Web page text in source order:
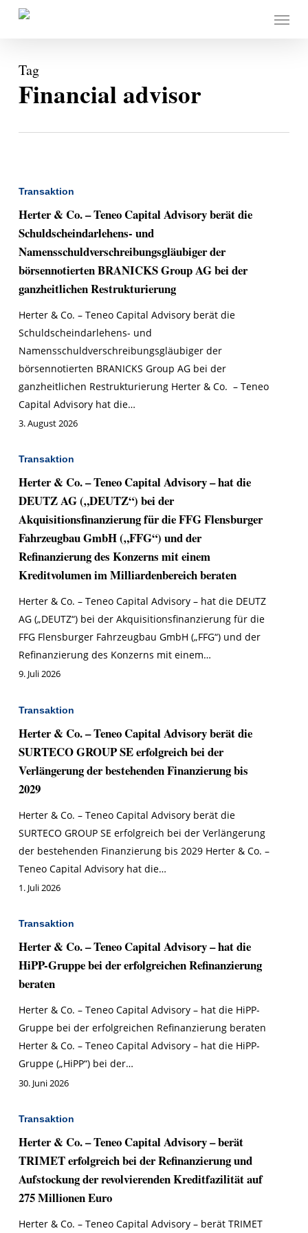
Menu
Tag
Financial advisor
Transaktion
Herter & Co. – Teneo Capital Advisory berät die
Schuldscheindarlehens- und
Namensschuldverschreibungsgläubiger der
börsennotierten BRANICKS Group AG bei der
ganzheitlichen Restrukturierung
Herter & Co. – Teneo Capital Advisory berät die
Schuldscheindarlehens- und
Namensschuldverschreibungsgläubiger der
börsennotierten BRANICKS Group AG bei der
ganzheitlichen Restrukturierung Herter & Co. – Teneo
Capital Advisory hat die…
3. August 2026
Transaktion
Herter & Co. – Teneo Capital Advisory – hat die
DEUTZ AG („DEUTZ“) bei der
Akquisitionsfinanzierung für die FFG Flensburger
Fahrzeugbau GmbH („FFG“) und der
Refinanzierung des Konzerns mit einem
Kreditvolumen im Milliardenbereich beraten
Herter & Co. – Teneo Capital Advisory – hat die DEUTZ
AG („DEUTZ“) bei der Akquisitionsfinanzierung für die
FFG Flensburger Fahrzeugbau GmbH („FFG“) und der
Refinanzierung des Konzerns mit einem…
9. Juli 2026
Transaktion
Herter & Co. – Teneo Capital Advisory berät die
SURTECO GROUP SE erfolgreich bei der
Verlängerung der bestehenden Finanzierung bis
2029
Herter & Co. – Teneo Capital Advisory berät die
SURTECO GROUP SE erfolgreich bei der Verlängerung
der bestehenden Finanzierung bis 2029 Herter & Co. –
Teneo Capital Advisory hat die…
1. Juli 2026
Transaktion
Herter & Co. – Teneo Capital Advisory – hat die
HiPP-Gruppe bei der erfolgreichen Refinanzierung
beraten
Herter & Co. – Teneo Capital Advisory – hat die HiPP-
Gruppe bei der erfolgreichen Refinanzierung beraten
Herter & Co. – Teneo Capital Advisory – hat die HiPP-
Gruppe („HiPP“) bei der…
30. Juni 2026
Transaktion
Herter & Co. – Teneo Capital Advisory – berät
TRIMET erfolgreich bei der Refinanzierung und
Aufstockung der revolvierenden Kreditfazilität auf
275 Millionen Euro
Herter & Co. – Teneo Capital Advisory – berät TRIMET